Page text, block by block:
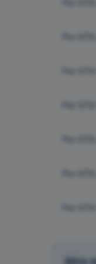
Per
Per
Per
Per
Per
Per
Altre